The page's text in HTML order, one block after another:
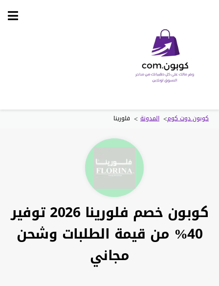
Skip
كوبون دوت كوم> المدونة > فلورينا
كوبون خصم فلورينا 2026 توفير
40% من قيمة الطلبات وشحن
مجاني